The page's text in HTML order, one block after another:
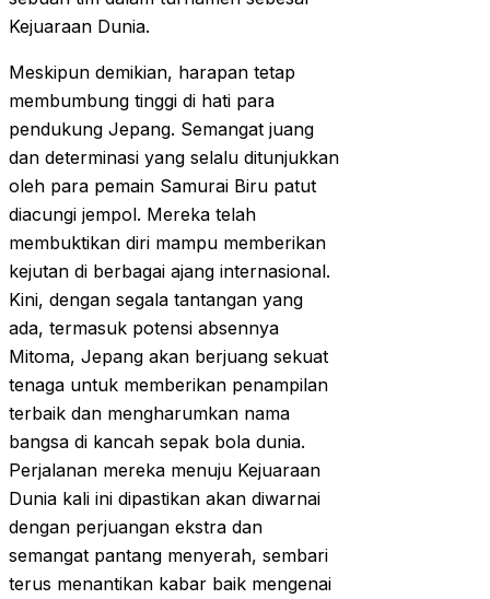
Kejuaraan Dunia.
Meskipun demikian, harapan tetap
membumbung tinggi di hati para
pendukung Jepang. Semangat juang
dan determinasi yang selalu ditunjukkan
oleh para pemain Samurai Biru patut
diacungi jempol. Mereka telah
membuktikan diri mampu memberikan
kejutan di berbagai ajang internasional.
Kini, dengan segala tantangan yang
ada, termasuk potensi absennya
Mitoma, Jepang akan berjuang sekuat
tenaga untuk memberikan penampilan
terbaik dan mengharumkan nama
bangsa di kancah sepak bola dunia.
Perjalanan mereka menuju Kejuaraan
Dunia kali ini dipastikan akan diwarnai
dengan perjuangan ekstra dan
semangat pantang menyerah, sembari
terus menantikan kabar baik mengenai